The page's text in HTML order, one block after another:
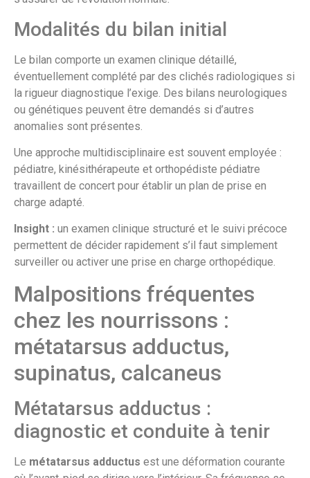
Modalités du bilan initial
Le bilan comporte un examen clinique détaillé,
éventuellement complété par des clichés radiologiques si
la rigueur diagnostique l’exige. Des bilans neurologiques
ou génétiques peuvent être demandés si d’autres
anomalies sont présentes.
Une approche multidisciplinaire est souvent employée :
pédiatre, kinésithérapeute et orthopédiste pédiatre
travaillent de concert pour établir un plan de prise en
charge adapté.
Insight : un examen clinique structuré et le suivi précoce
permettent de décider rapidement s’il faut simplement
surveiller ou activer une prise en charge orthopédique.
Malpositions fréquentes
chez les nourrissons :
métatarsus adductus,
supinatus, calcaneus
Métatarsus adductus :
diagnostic et conduite à tenir
Le métatarsus adductus est une déformation courante